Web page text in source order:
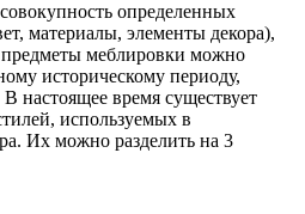
определенных
материалы, элементы декора),
предметы меблировки можно
историческому периоду,
настоящее время существует
используемых в
Их можно разделить на 3